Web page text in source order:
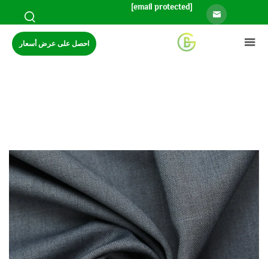
[email protected]
احصل على عرض أسعار